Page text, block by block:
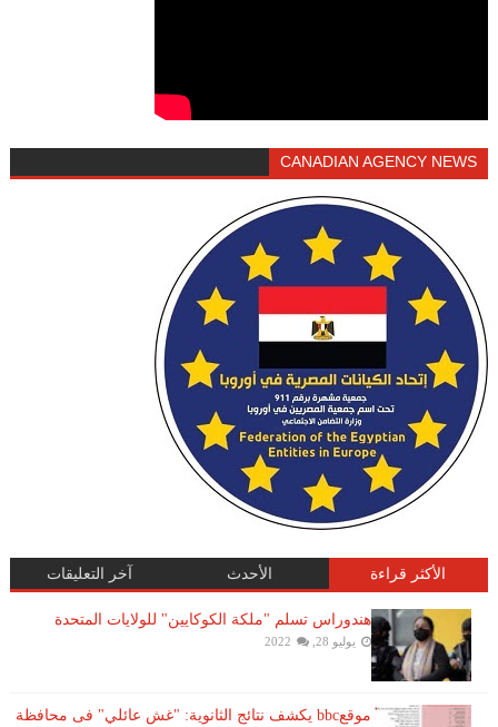
CANADIAN AGENCY NEWS
الأكثر قراءة الأحدث آخر التعليقات
هندوراس تسلم "ملكة الكوكايين" للولايات المتحدة
يوليو 28, 2022
موقعbbc يكشف نتائج الثانوية: "غش عائلي" فى محافظة